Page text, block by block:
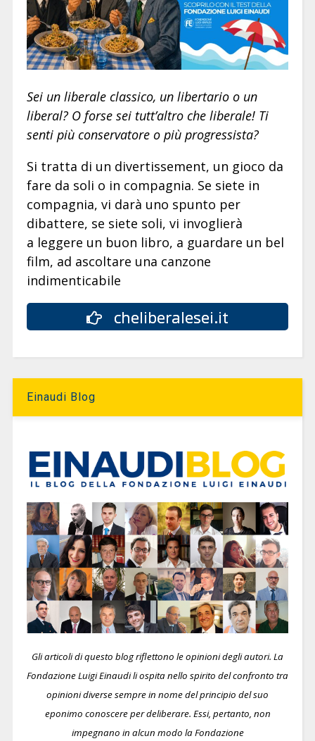
Sei un liberale classico, un libertario o un
liberal? O forse sei tutt’altro che liberale! Ti
senti più conservatore o più progressista?
Si tratta di un divertissement, un gioco da
fare da soli o in compagnia. Se siete in
compagnia, vi darà uno spunto per
dibattere, se siete soli, vi invoglierà
a leggere un buon libro, a guardare un bel
film, ad ascoltare una canzone
indimenticabile
cheliberalesei.it
Einaudi Blog
Gli articoli di questo blog riflettono le opinioni degli autori. La
Fondazione Luigi Einaudi li ospita nello spirito del confronto tra
opinioni diverse sempre in nome del principio del suo
eponimo conoscere per deliberare. Essi, pertanto, non
impegnano in alcun modo la Fondazione